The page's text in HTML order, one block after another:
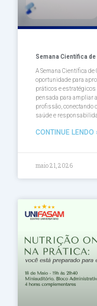
Semana Científica
A Semana Científica
oportunidade para
práticos e estratégicos
pensada para ampliar
profissão, conectando
saúde e
CONTINUE LENDO
maio 21, 2026